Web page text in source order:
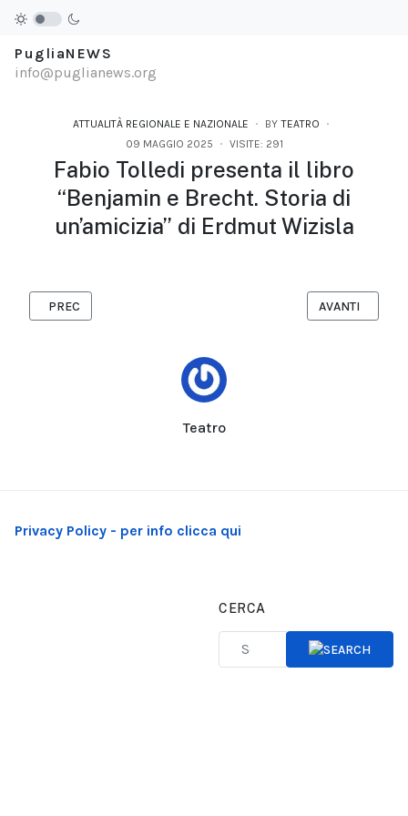
PugliaNEWS
info@puglianews.org
ATTUALITÀ REGIONALE E NAZIONALE BY TEATRO
09 MAGGIO 2025
VISITE: 291
Fabio Tolledi presenta il libro
“Benjamin e Brecht. Storia di
un’amicizia” di Erdmut Wizisla
Teatro
ARTICOLO PRECEDENTE: GLI SCRITTI DISPERSI DI ANTONIO
PREC ARTICOLO
AVANTI
Privacy Policy - per info clicca qui
CERCA